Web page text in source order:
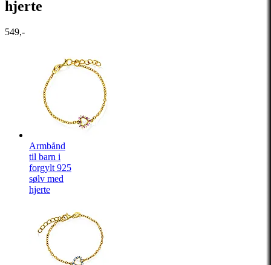
hjerte
549,-
Armbånd
til barn i
forgylt 925
sølv med
hjerte